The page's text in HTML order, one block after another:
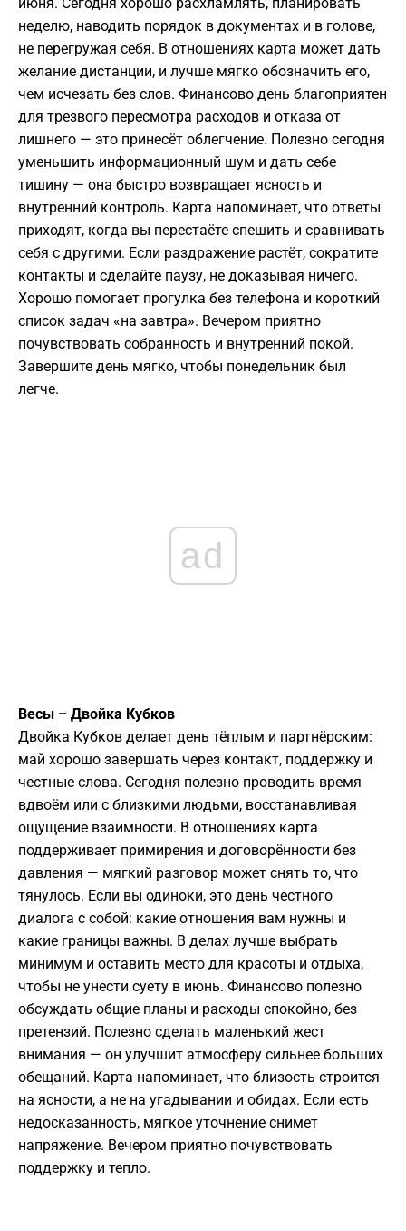
неделю, наводить порядок в документах и в голове,
не перегружая себя. В отношениях карта может дать
желание дистанции, и лучше мягко обозначить его,
чем исчезать без слов. Финансово день благоприятен
для трезвого пересмотра расходов и отказа от
лишнего — это принесёт облегчение. Полезно сегодня
уменьшить информационный шум и дать себе
тишину — она быстро возвращает ясность и
внутренний контроль. Карта напоминает, что ответы
приходят, когда вы перестаёте спешить и сравнивать
себя с другими. Если раздражение растёт, сократите
контакты и сделайте паузу, не доказывая ничего.
Хорошо помогает прогулка без телефона и короткий
список задач «на завтра». Вечером приятно
почувствовать собранность и внутренний покой.
Завершите день мягко, чтобы понедельник был
легче.
ad
Весы – Двойка Кубков
Двойка Кубков делает день тёплым и партнёрским:
май хорошо завершать через контакт, поддержку и
честные слова. Сегодня полезно проводить время
вдвоём или с близкими людьми, восстанавливая
ощущение взаимности. В отношениях карта
поддерживает примирения и договорённости без
давления — мягкий разговор может снять то, что
тянулось. Если вы одиноки, это день честного
диалога с собой: какие отношения вам нужны и
какие границы важны. В делах лучше выбрать
минимум и оставить место для красоты и отдыха,
чтобы не унести суету в июнь. Финансово полезно
обсуждать общие планы и расходы спокойно, без
претензий. Полезно сделать маленький жест
внимания — он улучшит атмосферу сильнее больших
обещаний. Карта напоминает, что близость строится
на ясности, а не на угадывании и обидах. Если есть
недосказанность, мягкое уточнение снимет
напряжение. Вечером приятно почувствовать
поддержку и тепло.